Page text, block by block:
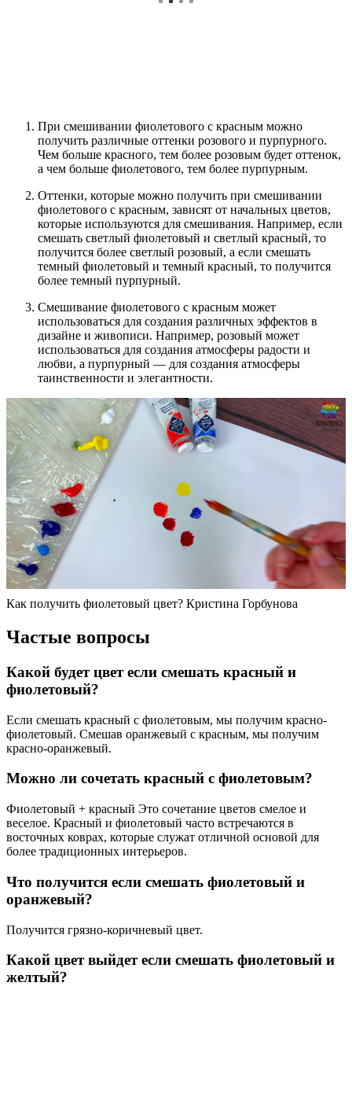
При смешивании фиолетового с красным можно
получить различные оттенки розового и пурпурного.
Чем больше красного, тем более розовым будет оттенок,
а чем больше фиолетового, тем более пурпурным.
Оттенки, которые можно получить при смешивании
фиолетового с красным, зависят от начальных цветов,
которые используются для смешивания. Например, если
смешать светлый фиолетовый и светлый красный, то
получится более светлый розовый, а если смешать
темный фиолетовый и темный красный, то получится
более темный пурпурный.
Смешивание фиолетового с красным может
использоваться для создания различных эффектов в
дизайне и живописи. Например, розовый может
использоваться для создания атмосферы радости и
любви, а пурпурный — для создания атмосферы
таинственности и элегантности.
Как получить фиолетовый цвет? Кристина Горбунова
Частые вопросы
Какой будет цвет если смешать красный и
фиолетовый?
Если смешать красный с фиолетовым, мы получим красно-
фиолетовый. Смешав оранжевый с красным, мы получим
красно-оранжевый.
Можно ли сочетать красный с фиолетовым?
Фиолетовый + красный Это сочетание цветов смелое и
веселое. Красный и фиолетовый часто встречаются в
восточных коврах, которые служат отличной основой для
более традиционных интерьеров.
Что получится если смешать фиолетовый и
оранжевый?
Получится грязно-коричневый цвет.
Какой цвет выйдет если смешать фиолетовый и
желтый?